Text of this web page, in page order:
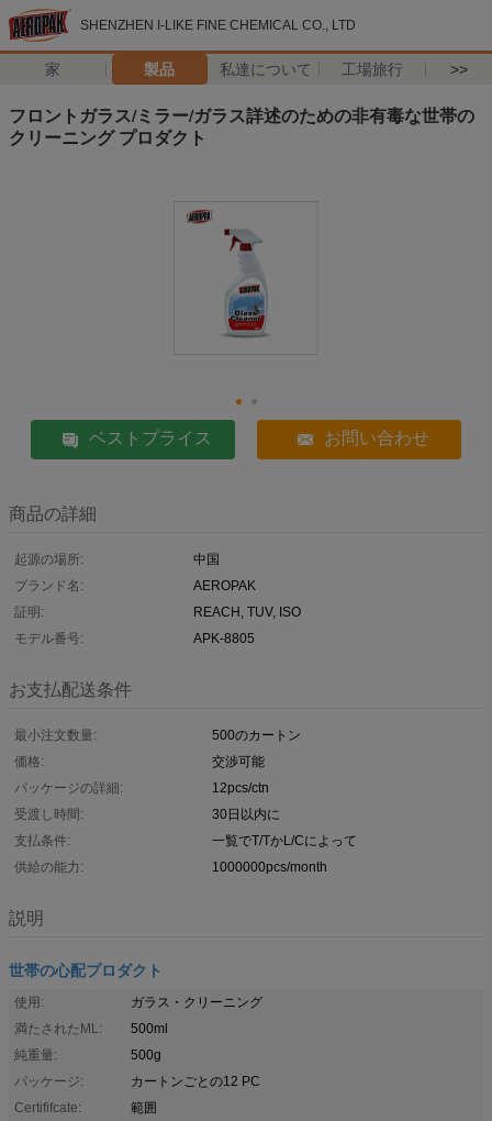
SHENZHEN I-LIKE FINE CHEMICAL CO., LTD
家 製品 私達について 工場旅行 >>
フロントガラス/ミラー/ガラス詳述のための非有毒な世帯の
クリーニング プロダクト
ベストプライス お問い合わせ
商品の詳細
起源の場所:
中国
ブランド名:
AEROPAK
証明:
REACH, TUV, ISO
モデル番号:
APK-8805
お支払配送条件
最小注文数量:
500のカートン
価格:
交渉可能
パッケージの詳細:
12pcs/ctn
受渡し時間:
30日以内に
支払条件:
一覧でT/TかL/Cによって
供給の能力:
1000000pcs/month
説明
世帯の心配プロダクト
使用:
ガラス・クリーニング
満たされたML:
500ml
純重量:
500g
パッケージ:
カートンごとの12 PC
Certififcate:
範囲